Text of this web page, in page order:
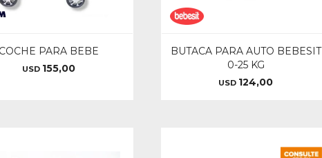
PARA BEBE
USD 155,00
BUTACA PARA AUTO BEBESIT
0-25 KG
USD 124,00